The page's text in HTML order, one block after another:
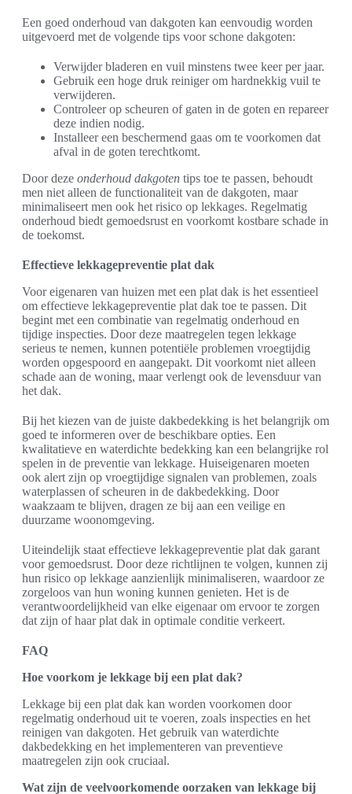
Een goed onderhoud van dakgoten kan eenvoudig worden
uitgevoerd met de volgende tips voor schone dakgoten:
Verwijder bladeren en vuil minstens twee keer per jaar.
Gebruik een hoge druk reiniger om hardnekkig vuil te
verwijderen.
Controleer op scheuren of gaten in de goten en repareer
deze indien nodig.
Installeer een beschermend gaas om te voorkomen dat
afval in de goten terechtkomt.
Door deze onderhoud dakgoten tips toe te passen, behoudt
men niet alleen de functionaliteit van de dakgoten, maar
minimaliseert men ook het risico op lekkages. Regelmatig
onderhoud biedt gemoedsrust en voorkomt kostbare schade in
de toekomst.
Effectieve lekkagepreventie plat dak
Voor eigenaren van huizen met een plat dak is het essentieel
om effectieve lekkagepreventie plat dak toe te passen. Dit
begint met een combinatie van regelmatig onderhoud en
tijdige inspecties. Door deze maatregelen tegen lekkage
serieus te nemen, kunnen potentiële problemen vroegtijdig
worden opgespoord en aangepakt. Dit voorkomt niet alleen
schade aan de woning, maar verlengt ook de levensduur van
het dak.
Bij het kiezen van de juiste dakbedekking is het belangrijk om
goed te informeren over de beschikbare opties. Een
kwalitatieve en waterdichte bedekking kan een belangrijke rol
spelen in de preventie van lekkage. Huiseigenaren moeten
ook alert zijn op vroegtijdige signalen van problemen, zoals
waterplassen of scheuren in de dakbedekking. Door
waakzaam te blijven, dragen ze bij aan een veilige en
duurzame woonomgeving.
Uiteindelijk staat effectieve lekkagepreventie plat dak garant
voor gemoedsrust. Door deze richtlijnen te volgen, kunnen zij
hun risico op lekkage aanzienlijk minimaliseren, waardoor ze
zorgeloos van hun woning kunnen genieten. Het is de
verantwoordelijkheid van elke eigenaar om ervoor te zorgen
dat zijn of haar plat dak in optimale conditie verkeert.
FAQ
Hoe voorkom je lekkage bij een plat dak?
Lekkage bij een plat dak kan worden voorkomen door
regelmatig onderhoud uit te voeren, zoals inspecties en het
reinigen van dakgoten. Het gebruik van waterdichte
dakbedekking en het implementeren van preventieve
maatregelen zijn ook cruciaal.
Wat zijn de veelvoorkomende oorzaken van lekkage bij